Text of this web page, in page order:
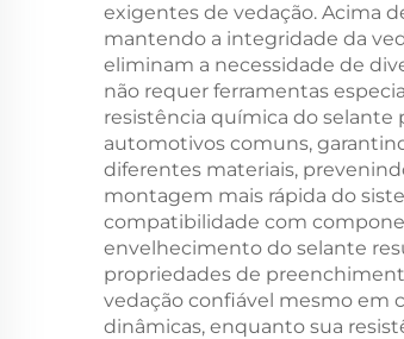
exigentes de vedação. Acima
mantendo a integridade da
eliminam a necessidade de
não requer ferramentas
resistência química do selante
automotivos comuns,
diferentes materiais,
montagem mais rápida do
compatibilidade com
envelhecimento do selante
propriedades de
vedação confiável mesmo em
dinâmicas, enquanto sua